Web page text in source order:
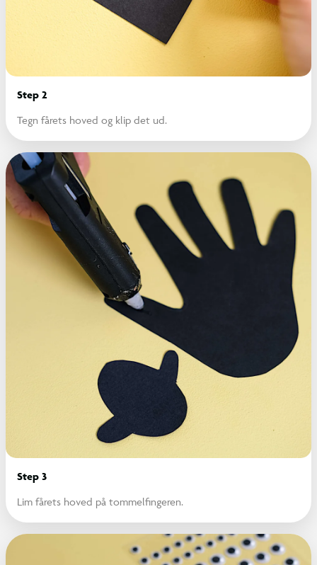
Step 2
Tegn fårets hoved og klip det ud.
Step 3
Lim fårets hoved på tommelfingeren.